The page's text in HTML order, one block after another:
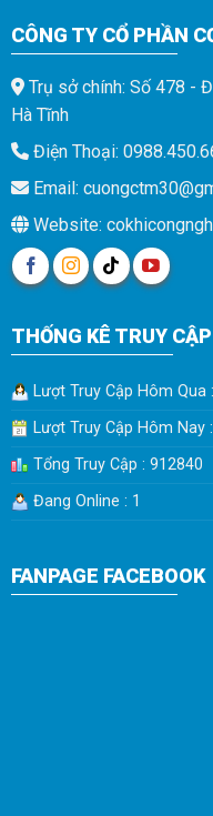
CÔNG TY CỔ PHẦN
Trụ sở chính: Số 478 -
Hà Tĩnh
Điện Thoại:
Email:
Website:
THỐNG KÊ TRUY CẬP
Lượt Truy Cập Hôm Qua
Lượt Truy Cập Hôm Nay
Tổng Truy Cập : 912840
Đang Online : 1
FANPAGE FACEBOOK